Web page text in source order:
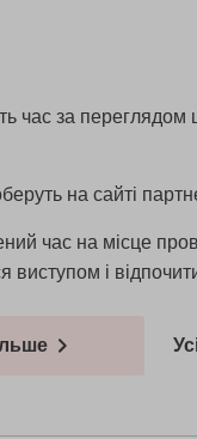
час за переглядом
на сайті
час на місце
виступом і